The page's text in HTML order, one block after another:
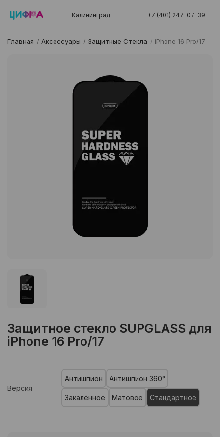
Калининград +7 (401) 247-07-39
Главная / Аксессуары / Защитные Стекла / iPhone 16 Pro/17
Защитное стекло SUPGLASS для
iPhone 16 Pro/17
Версия
Антишпион Антишпион 360°
Закалённое Матовое Стандартное